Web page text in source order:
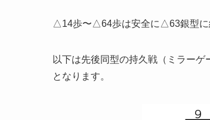
△14歩〜△64歩は安全に△63銀型に
以下は先後同型の持久戦（ミラー
となります。